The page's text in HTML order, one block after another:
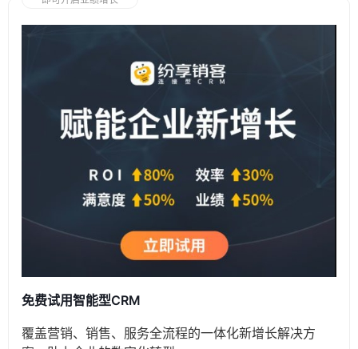
免费试用智能型CRM
覆盖营销、销售、服务全流程的一体化新增长解决方